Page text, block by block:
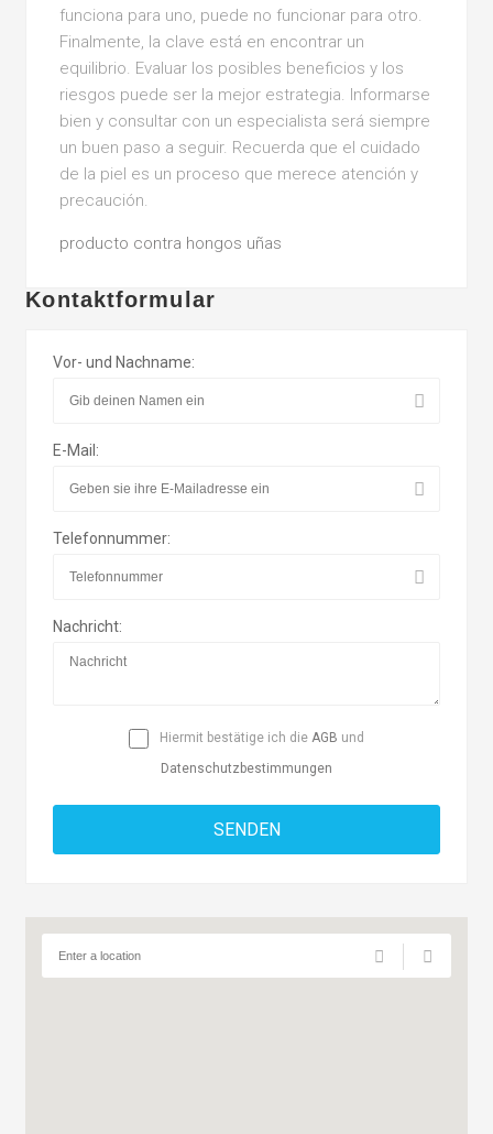
funciona para uno, puede no funcionar para otro.
Finalmente, la clave está en encontrar un
equilibrio. Evaluar los posibles beneficios y los
riesgos puede ser la mejor estrategia. Informarse
bien y consultar con un especialista será siempre
un buen paso a seguir. Recuerda que el cuidado
de la piel es un proceso que merece atención y
precaución.
producto contra hongos uñas
Kontaktformular
Vor- und Nachname:
E-Mail:
Telefonnummer:
Nachricht:
Hiermit bestätige ich die AGB und
Datenschutzbestimmungen